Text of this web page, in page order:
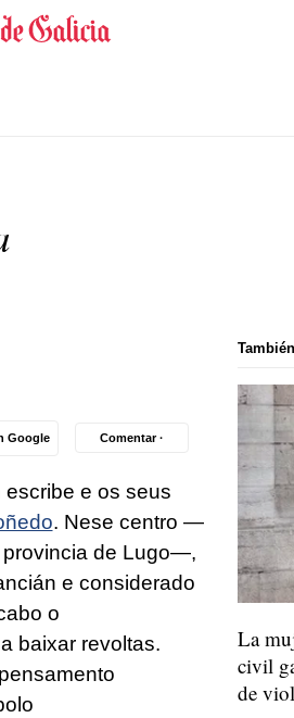
Google Comentar ·
e os seus
. Nese centro —
provincia de Lugo—,
e considerado
o
baixar revoltas.
La
civil
de